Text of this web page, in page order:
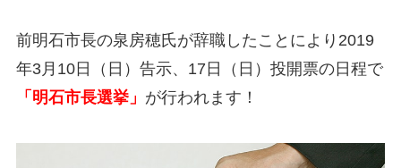
前明石市長の泉房穂氏が辞職したことにより2019
年3月10日（日）告示、17日（日）投開票の日程で
「明石市長選挙」 が行われます！